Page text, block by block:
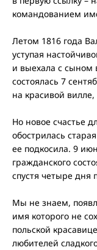
командованием
Летом 1816 года
уступая
и выехала с сыном
состоялась 7
на красивой
Но новое счастье
обострилась
ее подкосила. 9
гражданского
спустя четыре дня
Мы не знаем,
имя которого не
польской
любителей